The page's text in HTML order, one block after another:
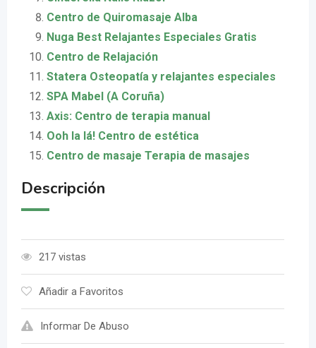
Centro de Quiromasaje Alba
Nuga Best Relajantes Especiales Gratis
Centro de Relajación
Statera Osteopatía y relajantes especiales
SPA Mabel (A Coruña)
Axis: Centro de terapia manual
Ooh la lá! Centro de estética
Centro de masaje Terapia de masajes
Descripción
217 vistas
Añadir a Favoritos
Informar De Abuso